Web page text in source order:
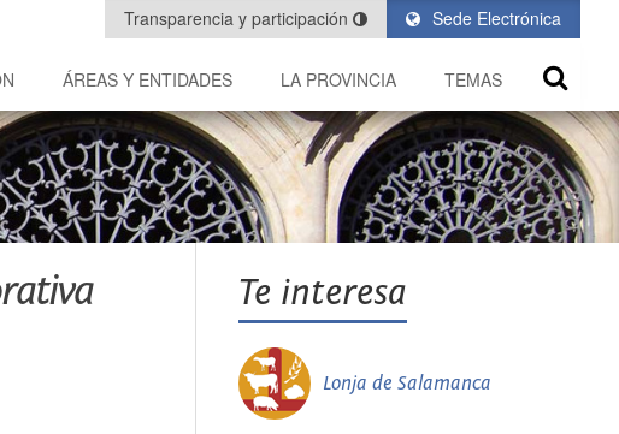
Sede Electrónica
Transparencia y participación
ÁREAS Y ENTIDADES LA PROVINCIA TEMAS
Te interesa
Lonja de Salamanca